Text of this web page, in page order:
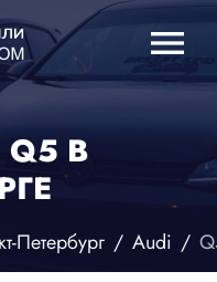
menu
В
Петербург Audi